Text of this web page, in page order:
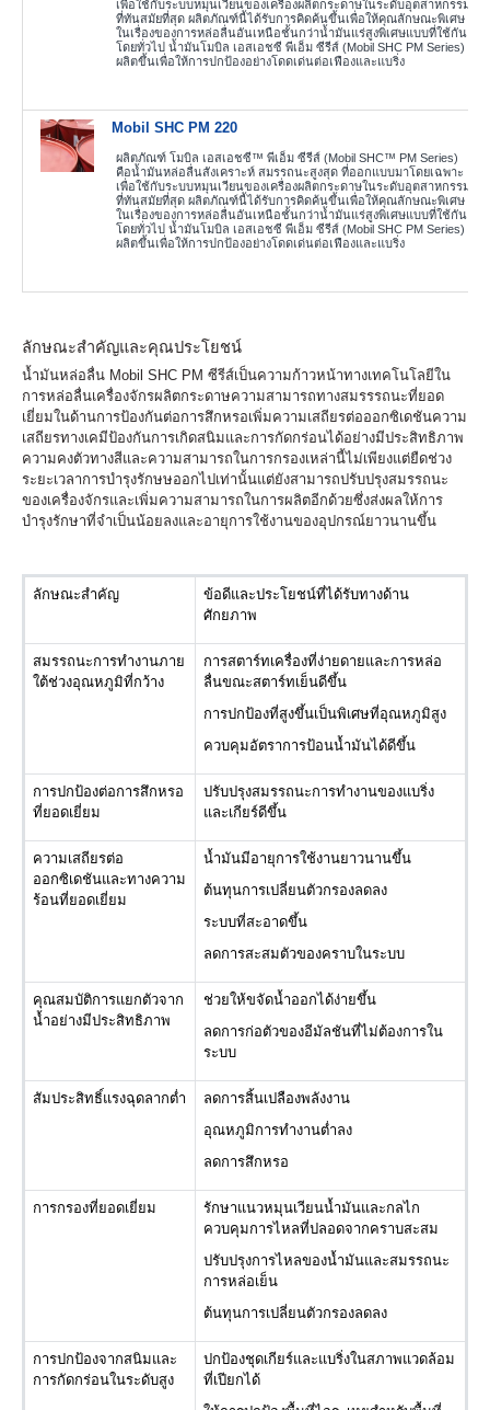
เพื่อใช้กับระบบหมุนเวียนของเครื่องผลิตกระดาษในระดับอุตสาหกรรม
ที่ทันสมัยที่สุด ผลิตภัณฑ์นี้ได้รับการคิดค้นขึ้นเพื่อให้คุณลักษณะพิเศษ
ในเรื่องของการหล่อลื่นอันเหนือชั้นกว่าน้ำมันแร่สูงพิเศษแบบที่ใช้กัน
โดยทั่วไป น้ำมันโมบิล เอสเอชซี พีเอ็ม ซีรีส์ (Mobil SHC PM Series)
ผลิตขึ้นเพื่อให้การปกป้องอย่างโดดเด่นต่อเฟืองและแบริ่ง
Mobil SHC PM 220
ผลิตภัณฑ์ โมบิล เอสเอชซี™ พีเอ็ม ซีรีส์ (Mobil SHC™ PM Series)
คือน้ำมันหล่อลื่นสังเคราะห์ สมรรถนะสูงสุด ที่ออกแบบมาโดยเฉพาะ
เพื่อใช้กับระบบหมุนเวียนของเครื่องผลิตกระดาษในระดับอุตสาหกรรม
ที่ทันสมัยที่สุด ผลิตภัณฑ์นี้ได้รับการคิดค้นขึ้นเพื่อให้คุณลักษณะพิเศษ
ในเรื่องของการหล่อลื่นอันเหนือชั้นกว่าน้ำมันแร่สูงพิเศษแบบที่ใช้กัน
โดยทั่วไป น้ำมันโมบิล เอสเอชซี พีเอ็ม ซีรีส์ (Mobil SHC PM Series)
ผลิตขึ้นเพื่อให้การปกป้องอย่างโดดเด่นต่อเฟืองและแบริ่ง
ลักษณะสำคัญและคุณประโยชน์
น้ำมันหล่อลื่น Mobil SHC PM ซีรีส์เป็นความก้าวหน้าทางเทคโนโลยีใน
การหล่อลื่นเครื่องจักรผลิตกระดาษความสามารถทางสมรรรถนะที่ยอด
เยี่ยมในด้านการป้องกันต่อการสึกหรอเพิ่มความเสถียรต่อออกซิเดชันความ
เสถียรทางเคมีป้องกันการเกิดสนิมและการกัดกร่อนได้อย่างมีประสิทธิภาพ
ความคงตัวทางสีและความสามารถในการกรองเหล่านี้ไม่เพียงแต่ยืดช่วง
ระยะเวลาการบำรุงรักษษออกไปเท่านั้นแต่ยังสามารถปรับปรุงสมรรถนะ
ของเครื่องจักรและเพิ่มความสามารถในการผลิตอีกด้วยซึ่งส่งผลให้การ
บำรุงรักษาที่จำเป็นน้อยลงและอายุการใช้งานของอุปกรณ์ยาวนานขึ้น
ลักษณะสำคัญ
ข้อดีและประโยชน์ที่ได้รับทางด้าน
ศักยภาพ
สมรรถนะการทำงานภาย
ใต้ช่วงอุณหภูมิที่กว้าง
การสตาร์ทเครื่องที่ง่ายดายและการหล่อ
ลื่นขณะสตาร์ทเย็นดีขึ้น
การปกป้องที่สูงขึ้นเป็นพิเศษที่อุณหภูมิสูง
ควบคุมอัตราการป้อนน้ำมันได้ดีขึ้น
การปกป้องต่อการสึกหรอ
ที่ยอดเยี่ยม
ปรับปรุงสมรรถนะการทำงานของแบริ่ง
และเกียร์ดีขึ้น
ความเสถียรต่อ
ออกซิเดชันและทางความ
ร้อนที่ยอดเยี่ยม
น้ำมันมีอายุการใช้งานยาวนานขึ้น
ต้นทุนการเปลี่ยนตัวกรองลดลง
ระบบที่สะอาดขึ้น
ลดการสะสมตัวของคราบในระบบ
คุณสมบัติการแยกตัวจาก
น้ำอย่างมีประสิทธิภาพ
ช่วยให้ขจัดน้ำออกได้ง่ายขึ้น
ลดการก่อตัวของอีมัลชันที่ไม่ต้องการใน
ระบบ
สัมประสิทธิ์แรงฉุดลากต่ำ
ลดการสิ้นเปลืองพลังงาน
อุณหภูมิการทำงานต่ำลง
ลดการสึกหรอ
การกรองที่ยอดเยี่ยม
รักษาแนวหมุนเวียนน้ำมันและกลไก
ควบคุมการไหลที่ปลอดจากคราบสะสม
ปรับปรุงการไหลของน้ำมันและสมรรถนะ
การหล่อเย็น
ต้นทุนการเปลี่ยนตัวกรองลดลง
การปกป้องจากสนิมและ
การกัดกร่อนในระดับสูง
ปกป้องชุดเกียร์และแบริ่งในสภาพแวดล้อม
ที่เปียกได้